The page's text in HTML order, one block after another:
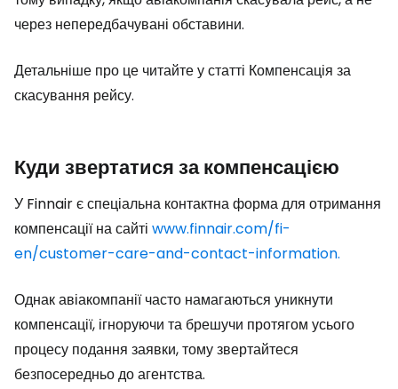
через непередбачувані обставини.
Детальніше про це читайте у статті Компенсація за
скасування рейсу.
Куди звертатися за компенсацією
У Finnair є спеціальна контактна форма для отримання
компенсації на сайті www.finnair.com/fi-
en/customer-care-and-contact-information.
Однак авіакомпанії часто намагаються уникнути
компенсації, ігноруючи та брешучи протягом усього
процесу подання заявки, тому звертайтеся
безпосередньо до агентства.